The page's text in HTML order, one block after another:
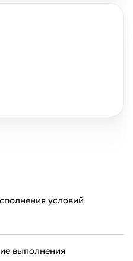
условий
выполнения